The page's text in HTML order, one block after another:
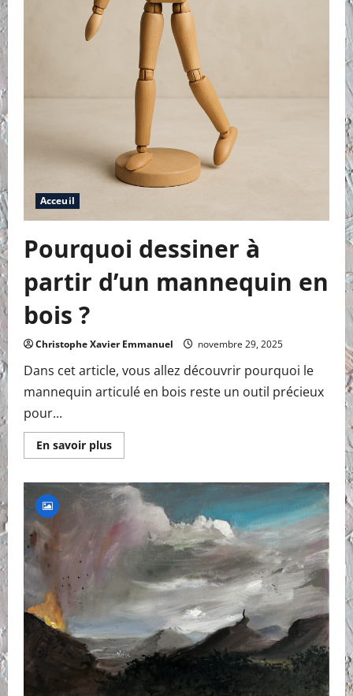
Acceuil
Pourquoi dessiner à
partir d’un mannequin en
bois ?
Christophe Xavier Emmanuel novembre 29, 2025
Dans cet article, vous allez découvrir pourquoi le
mannequin articulé en bois reste un outil précieux
pour...
En savoir plusEn
savoir
Pourquoi
dessiner
partir
d’un
mannequin
bois